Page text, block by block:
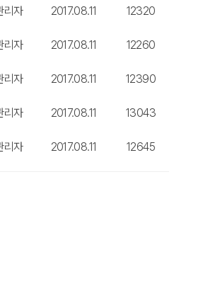
리자 2017.08.11 12320
리자 2017.08.11 12260
리자 2017.08.11 12390
리자 2017.08.11 13043
리자 2017.08.11 12645